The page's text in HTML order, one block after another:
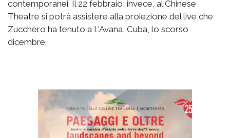
contemporanei. Il 22 febbraio, invece, al Chinese
Theatre si potrà assistere alla proiezione del live che
Zucchero ha tenuto a L'Avana, Cuba, lo scorso
dicembre.